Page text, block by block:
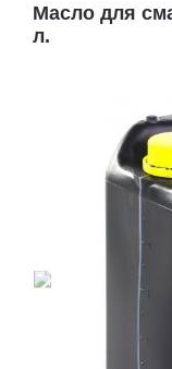
Масло для
л.